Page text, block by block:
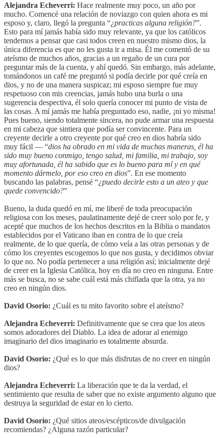
Alejandra Echeverri: Hace realmente muy poco, un año por
mucho. Comencé una relación de noviazgo con quien ahora es mi
esposo y, claro, llegó la pregunta “¿practicas alguna religión?”.
Esto para mí jamás había sido muy relevante, ya que los católicos
tendemos a pensar que casi todos creen en nuestro mismo dios, la
única diferencia es que no les gusta ir a misa. Él me comentó de su
ateísmo de muchos años, gracias a un regaño de un cura por
preguntar más de la cuenta, y ahí quedó. Sin embargo, más adelante,
tomándonos un café me preguntó si podía decirle por qué creía en
dios, y no de una manera suspicaz; mi esposo siempre fue muy
respetuoso con mis creencias, jamás hubo una burla o una
sugerencia despectiva, él solo quería conocer mi punto de vista de
las cosas. A mí jamás me había preguntado eso, nadie, ¡ni yo misma!
Pues bueno, siendo totalmente sincera, no pude armar una respuesta
en mi cabeza que sintiera que podía ser convincente. Para un
creyente decirle a otro creyente por qué creo en dios habría sido
muy fácil — “dios ha obrado en mi vida de muchas maneras, él ha
sido muy bueno conmigo, tengo salud, mi familia, mi trabajo, soy
muy afortunada, él ha sabido que es lo bueno para mí y en qué
momento dármelo, por eso creo en dios”. En ese momento
buscando las palabras, pensé “¿puedo decirle esto a un ateo y que
quede convencido?”
Bueno, la duda quedó en mí, me liberé de toda preocupación
religiosa con los meses, paulatinamente dejé de creer solo por fe, y
acepté que muchos de los hechos descritos en la Biblia o mandatos
establecidos por el Vaticano iban en contra de lo que creía
realmente, de lo que quería, de cómo veía a las otras personas y de
cómo los creyentes escogemos lo que nos gusta, y decidimos obviar
lo que no. No podía pertenecer a una religión así; inicialmente dejé
de creer en la Iglesia Católica, hoy en día no creo en ninguna. Entre
más se busca, no se sabe cuál está más chiflada que la otra, ya no
creo en ningún dios.
David Osorio: ¿Cuál es tu mito favorito sobre el ateísmo?
Alejandra Echeverri: Definitivamente que se crea que los ateos
somos adoradores del Diablo. La idea de adorar al enemigo
imaginario del dios imaginario es totalmente absurda.
David Osorio: ¿Qué es lo que más disfrutas de no creer en ningún
dios?
Alejandra Echeverri: La liberación que te da la verdad, el
sentimiento que resulta de saber que no existe argumento alguno que
destruya la seguridad de estar en lo cierto.
David Osorio: ¿Qué sitios ateos/escépticos/de divulgación
recomiendas? ¿Alguna razón particular?